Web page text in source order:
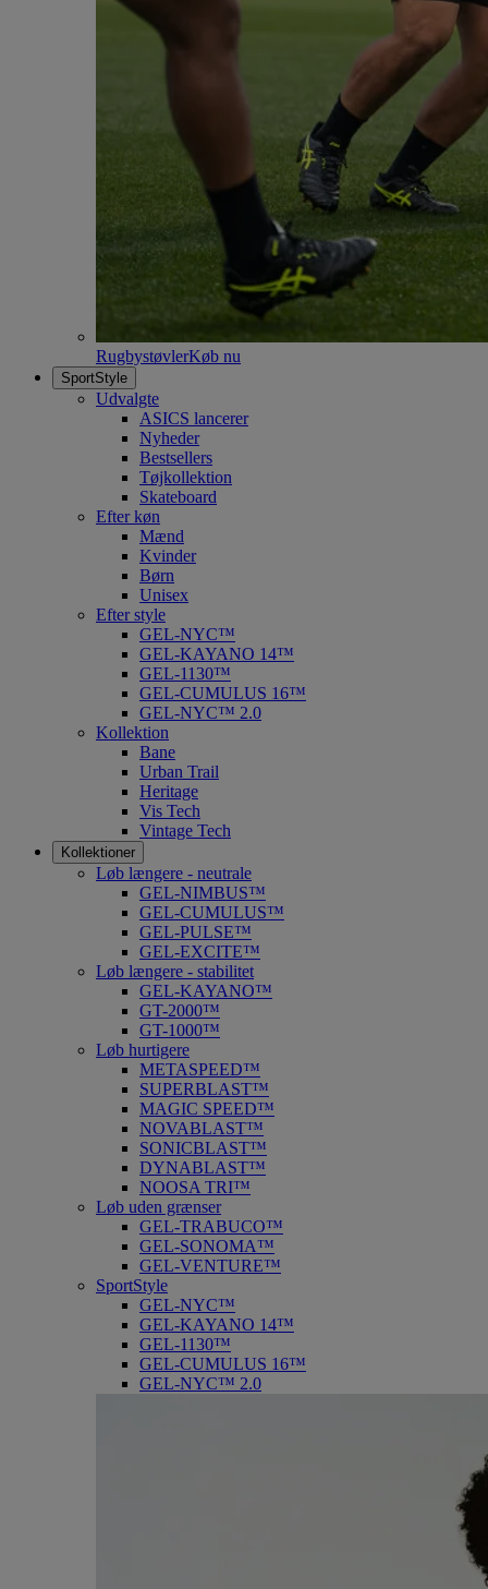
RugbystøvlerKøb nu
SportStyle
Udvalgte
ASICS lancerer
Nyheder
Bestsellers
Tøjkollektion
Skateboard
Efter køn
Mænd
Kvinder
Børn
Unisex
Efter style
GEL-NYC™
GEL-KAYANO 14™
GEL-1130™
GEL-CUMULUS 16™
GEL-NYC™ 2.0
Kollektion
Bane
Urban Trail
Heritage
Vis Tech
Vintage Tech
Kollektioner
Løb længere - neutrale
GEL-NIMBUS™
GEL-CUMULUS™
GEL-PULSE™
GEL-EXCITE™
Løb længere - stabilitet
GEL-KAYANO™
GT-2000™
GT-1000™
Løb hurtigere
METASPEED™
SUPERBLAST™
MAGIC SPEED™
NOVABLAST™
SONICBLAST™
DYNABLAST™
NOOSA TRI™
Løb uden grænser
GEL-TRABUCO™
GEL-SONOMA™
GEL-VENTURE™
SportStyle
GEL-NYC™
GEL-KAYANO 14™
GEL-1130™
GEL-CUMULUS 16™
GEL-NYC™ 2.0